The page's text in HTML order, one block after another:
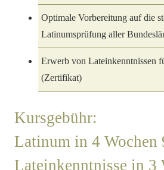
Optimale Vorbereitung auf die
Latinumsprüfung aller
Erwerb von Lateinkenntnissen
(Zertifikat)
Kursgebühr:
Latinum in 4 Wochen
Lateinkenntnisse in 3